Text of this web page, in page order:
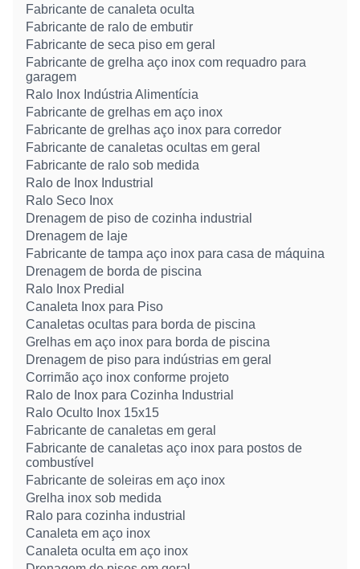
Fabricante de canaleta oculta
Fabricante de ralo de embutir
Fabricante de seca piso em geral
Fabricante de grelha aço inox com requadro para
garagem
Ralo Inox Indústria Alimentícia
Fabricante de grelhas em aço inox
Fabricante de grelhas aço inox para corredor
Fabricante de canaletas ocultas em geral
Fabricante de ralo sob medida
Ralo de Inox Industrial
Ralo Seco Inox
Drenagem de piso de cozinha industrial
Drenagem de laje
Fabricante de tampa aço inox para casa de máquina
Drenagem de borda de piscina
Ralo Inox Predial
Canaleta Inox para Piso
Canaletas ocultas para borda de piscina
Grelhas em aço inox para borda de piscina
Drenagem de piso para indústrias em geral
Corrimão aço inox conforme projeto
Ralo de Inox para Cozinha Industrial
Ralo Oculto Inox 15x15
Fabricante de canaletas em geral
Fabricante de canaletas aço inox para postos de
combustível
Fabricante de soleiras em aço inox
Grelha inox sob medida
Ralo para cozinha industrial
Canaleta em aço inox
Canaleta oculta em aço inox